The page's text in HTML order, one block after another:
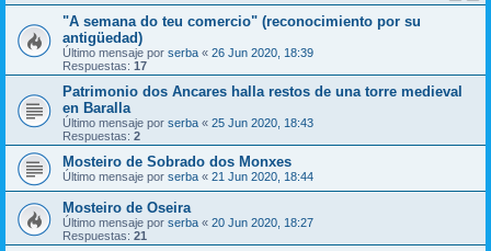
"A semana do teu comercio" (reconocimiento por su
antigüedad)
Último mensaje por serba « 26 Jun 2020, 18:39
Respuestas: 17
Patrimonio dos Ancares halla restos de una torre medieval
en Baralla
Último mensaje por serba « 25 Jun 2020, 18:43
Respuestas: 2
Mosteiro de Sobrado dos Monxes
Último mensaje por serba « 21 Jun 2020, 18:44
Mosteiro de Oseira
Último mensaje por serba « 20 Jun 2020, 18:27
Respuestas: 21